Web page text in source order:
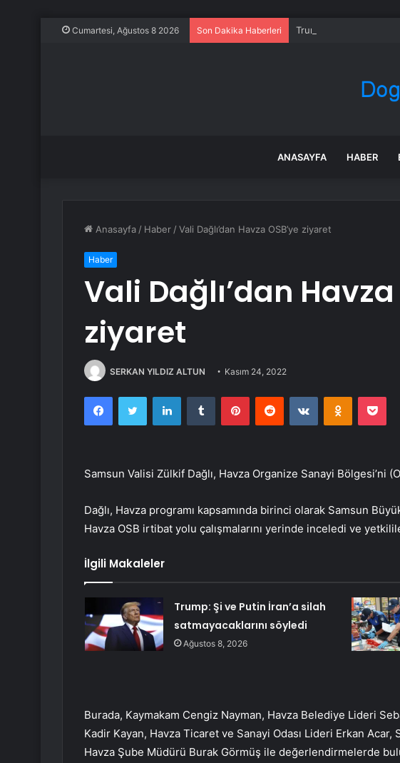
Cumartesi, Ağustos 8 2026 Son Dakika Haberleri Trump: Şi ve Putin
ANASAYFA HABER
Anasayfa / Haber /Vali Dağlı’dan Havza OSB’ye ziyaret
Haber
Vali Dağlı’dan Havza
ziyaret
SERKAN YILDIZ ALTUN Kasım 24, 2022
FacebookTwitter LinkedInTumblr PinterestReddit VKontakte
Samsun Valisi Zülkif Dağlı, Havza Organize Sanayi Bölgesi’ni
Dağlı, Havza programı kapsamında birinci olarak Samsun
Havza OSB irtibat yolu çalışmalarını yerinde inceledi ve
İlgili Makaleler
Trump: Şi ve Putin İran’a silah
satmayacaklarını söyledi
Ağustos 8, 2026
Burada, Kaymakam Cengiz Nayman, Havza Belediye Lideri
Kadir Kayan, Havza Ticaret ve Sanayi Odası Lideri Erkan
Havza Şube Müdürü Burak Görmüş ile değerlendirmelerde